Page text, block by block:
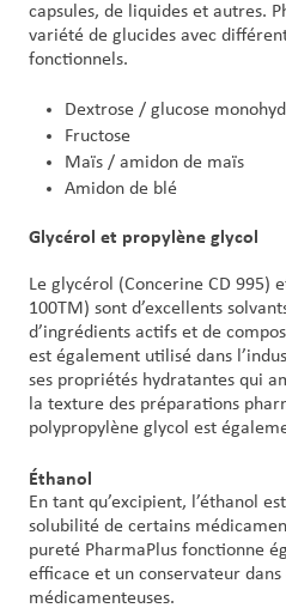
capsules, de liquides et autres.
variété de glucides avec
fonctionnels.
Dextrose / glucose
Fructose
Maïs / amidon de maïs
Amidon de blé
Glycérol et propylène glycol
Le glycérol (Concerine CD 995)
100TM) sont d’excellents
d’ingrédients actifs et de
est également utilisé dans
ses propriétés hydratantes qui
la texture des préparations
polypropylène glycol est
Éthanol
En tant qu’excipient, l’éthanol
solubilité de certains
pureté PharmaPlus fonctionne
efficace et un conservateur
médicamenteuses.